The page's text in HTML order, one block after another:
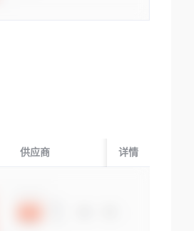
供应商 起运国/地区
详情